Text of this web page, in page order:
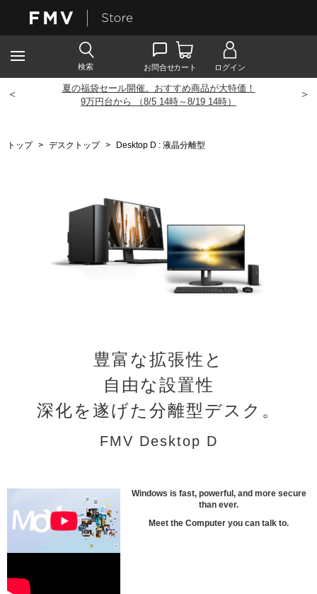
夏の福袋セール開催。おすすめ商品が大特価！
9万円台から （8/5 14時～8/19 14時）
< >
トップ > デスクトップ > Desktop D : 液晶分離型
豊富な拡張性と
自由な設置性
深化を遂げた分離型デスク。
FMV Desktop D
Windows is fast, powerful, and more secure
than ever.
Meet the Computer you can talk to.